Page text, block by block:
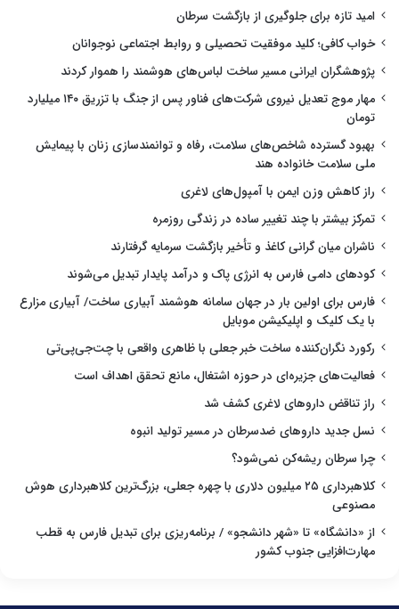
امید تازه برای جلوگیری از بازگشت سرطان
خواب کافی؛ کلید موفقیت تحصیلی و روابط اجتماعی نوجوانان
پژوهشگران ایرانی مسیر ساخت لباس‌های هوشمند را هموار کردند
مهار موج تعدیل نیروی شرکت‌های فناور پس از جنگ با تزریق ۱۴۰ میلیارد
تومان
بهبود گسترده شاخص‌های سلامت، رفاه و توانمندسازی زنان با پیمایش
ملی سلامت خانواده هند
راز کاهش وزن ایمن با آمپول‌های لاغری
تمرکز بیشتر با چند تغییر ساده در زندگی روزمره
ناشران میان گرانی کاغذ و تأخیر بازگشت سرمایه گرفتارند
کودهای دامی فارس به انرژی پاک و درآمد پایدار تبدیل می‌شوند
فارس برای اولین بار در جهان سامانه هوشمند آبیاری ساخت/ آبیاری مزارع
با یک کلیک و اپلیکیشن موبایل
رکورد نگران‌کننده ساخت خبر جعلی با ظاهری واقعی با چت‌جی‌پی‌تی
فعالیت‌های جزیره‌ای در حوزه اشتغال، مانع تحقق اهداف است
راز تناقض داروهای لاغری کشف شد
نسل جدید داروهای ضدسرطان در مسیر تولید انبوه
چرا سرطان ریشه‌کن نمی‌شود؟
کلاهبرداری ۲۵ میلیون دلاری با چهره جعلی، بزرگ‌ترین کلاهبرداری هوش
مصنوعی
از «دانشگاه» تا «شهر دانشجو» / برنامه‌ریزی برای تبدیل فارس به قطب
مهارت‌افزایی جنوب کشور